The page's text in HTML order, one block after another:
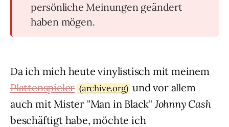
persönliche Meinungen geändert
haben mögen.
Da ich mich heute vinylistisch mit meinem
Plattenspieler (archive.org) und vor allem
auch mit Mister "Man in Black"Johnny Cash
beschäftigt habe, möchte ich